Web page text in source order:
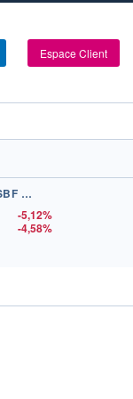
Espace Client
+ FORTES HAUSSES ET BAISSES SBF 120
-5,12%
-4,58%